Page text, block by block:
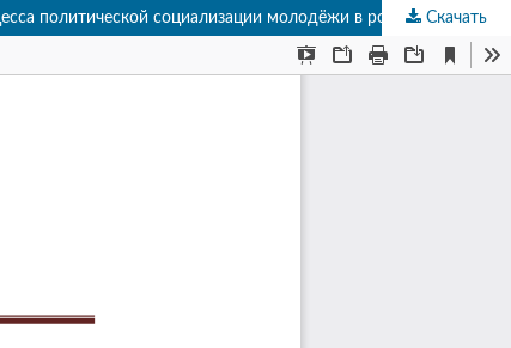
Особенности процесса политической социализации молодёжи в российском обществе в усло-виях цифровизации Особенности процесса политической социализации молодёжи в российском обществе в условиях цифровизации
Скачать